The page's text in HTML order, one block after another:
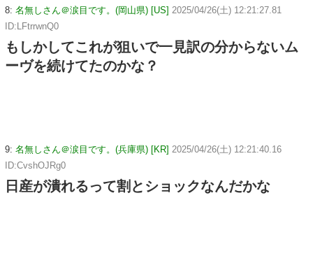
8: 名無しさん＠涙目です。(岡山県) [US] 2025/04/26(土) 12:21:27.81
ID:LFtrrwnQ0
もしかしてこれが狙いで一見訳の分からないム
ーヴを続けてたのかな？
9: 名無しさん＠涙目です。(兵庫県) [KR] 2025/04/26(土) 12:21:40.16
ID:CvshOJRg0
日産が潰れるって割とショックなんだかな